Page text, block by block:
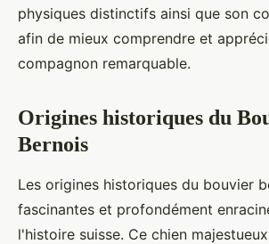
physiques distinctifs ainsi que son
afin de mieux comprendre et
compagnon remarquable.
Origines historiques du
Bernois
Les origines historiques du bouvier
fascinantes et profondément
l'histoire suisse. Ce chien